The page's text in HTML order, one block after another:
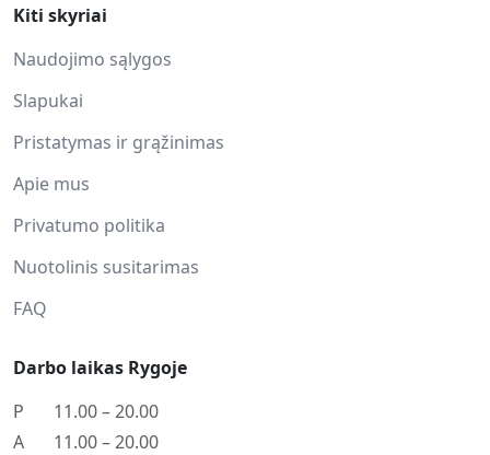
Kiti skyriai
Naudojimo sąlygos
Slapukai
Pristatymas ir grąžinimas
Apie mus
Privatumo politika
Nuotolinis susitarimas
FAQ
Darbo laikas Rygoje
P
11.00 – 20.00
A
11.00 – 20.00